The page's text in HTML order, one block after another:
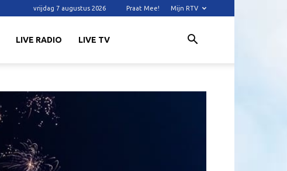
vrijdag 7 augustus 2026 Praat Mee! Mijn RTV
LIVE RADIO LIVE TV